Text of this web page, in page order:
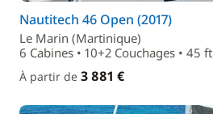
Nautitech 46 Open (2017)
Le Marin (Martinique)
6 Cabines • 10+2 Couchages • 45 ft
À partir de 3 881 €